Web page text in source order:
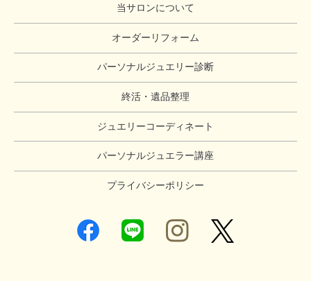
当サロンについて
オーダーリフォーム
パーソナルジュエリー診断
終活・遺品整理
ジュエリーコーディネート
パーソナルジュエラー講座
プライバシーポリシー